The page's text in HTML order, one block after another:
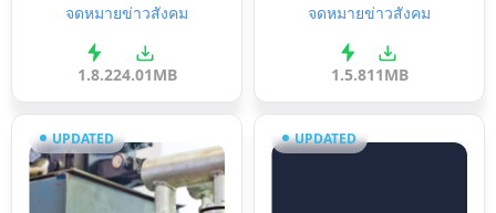
จดหมายข่าวสังคม
1.8.224.01MB
จดหมายข่าวสังคม
1.5.811MB
UPDATED UPDATED